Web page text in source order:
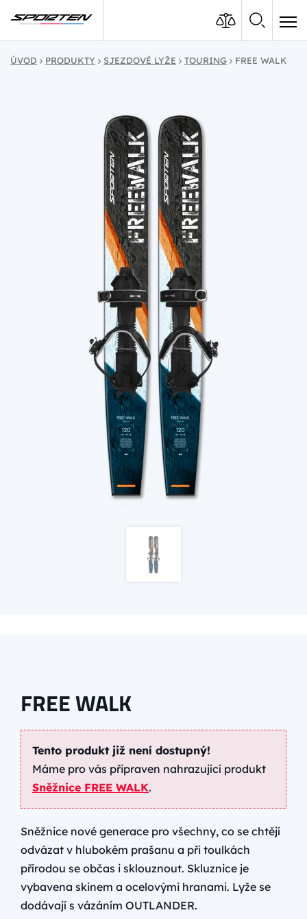
ÚVOD PRODUKTY SJEZDOVÉ LYŽE TOURING FREE WALK
FREE WALK
Tento produkt již není dostupný!
Máme pro vás připraven nahrazující produkt
Sněžnice FREE WALK.
Sněžnice nové generace pro všechny, co se chtějí
odvázat v hlubokém prašanu a při toulkách
přírodou se občas i sklouznout. Skluznice je
vybavena skinem a ocelovými hranami. Lyže se
dodávají s vázáním OUTLANDER.